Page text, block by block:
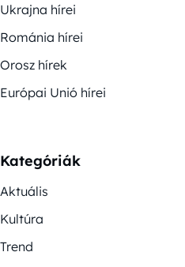
Ukrajna hírei
Románia hírei
Orosz hírek
Európai Unió hírei
Kategóriák
Aktuális
Kultúra
Trend